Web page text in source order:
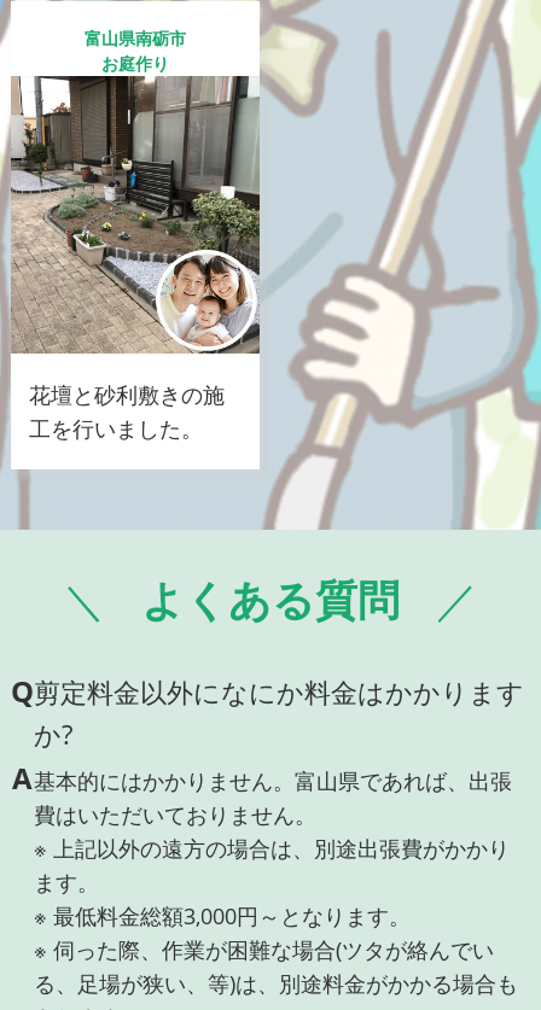
富山県南砺市
お庭作り
花壇と砂利敷きの施
工を行いました。
よくある質問
Q剪定料金以外になにか料金はかかります
か?
A基本的にはかかりません。富山県であれば、出張
費はいただいておりません。
※ 上記以外の遠方の場合は、別途出張費がかかり
ます。
※ 最低料金総額3,000円～となります。
※ 伺った際、作業が困難な場合(ツタが絡んでい
る、足場が狭い、等)は、別途料金がかかる場合も